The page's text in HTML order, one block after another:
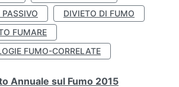
DIVIETO DI FUMO
FUMARE
FUMO-CORRELATE
Annuale sul Fumo 2015